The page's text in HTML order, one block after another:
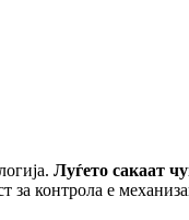
Луѓето сакаат
контрола е